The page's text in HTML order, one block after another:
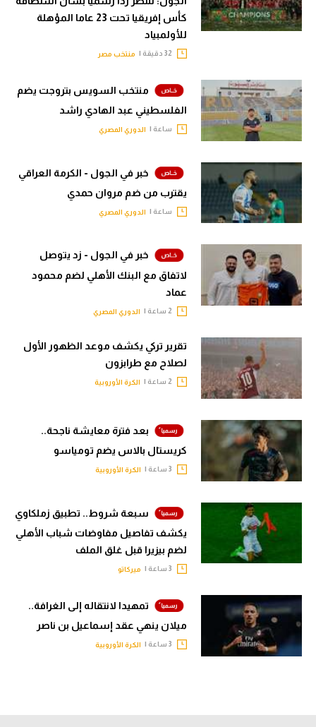
كأس إفريقيا تحت 23 عاما المؤهلة
للأولمبياد
منتخب مصر
منتخب السويس بتروجت يضم
الفلسطيني عبد الهادي راشد
ساعة | الدوري المصري
خبر في الجول - الكرمة العراقي
يقترب من ضم مروان حمدي
ساعة | الدوري المصري
خبر في الجول - زد يتوصل
لاتفاق مع البنك الأهلي لضم محمود
عماد
الدوري المصري
تقرير تركي يكشف موعد الظهور الأول
لصلاح مع طرابزون
الكرة الأوروبية
بعد فترة معايشة ناجحة..
كريستال بالاس يضم تومياسو
الكرة الأوروبية
سبعة شروط.. تطبيق زملكاوي
يكشف تفاصيل مفاوضات شباب الأهلي
لضم بيزيرا قبل غلق الملف
ميركاتو
تمهيدا لانتقاله إلى الغرافة..
ميلان ينهي عقد إسماعيل بن ناصر
الكرة الأوروبية